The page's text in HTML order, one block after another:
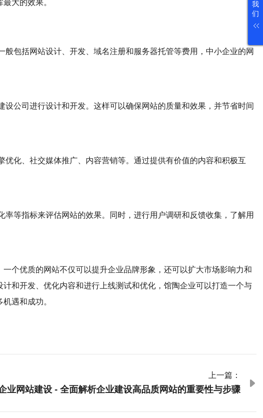
我
们
大的效果。
包括网站设计、开发、域名注册和服务器托管等费用，中小企业的网
公司进行设计和开发。这样可以确保网站的质量和效果，并节省时间
化、社交媒体推广、内容营销等。通过提供有价值的内容和积极互
等指标来评估网站的效果。同时，进行用户调研和反馈收集，了解用
个优质的网站不仅可以提升企业品牌形象，还可以扩大市场影响力和
和开发、优化内容和进行上线测试和优化，馆陶企业可以打造一个与
遇和成功。
上一篇：
业网站建设 - 全面解析企业建设高品质网站的重要性与步骤
